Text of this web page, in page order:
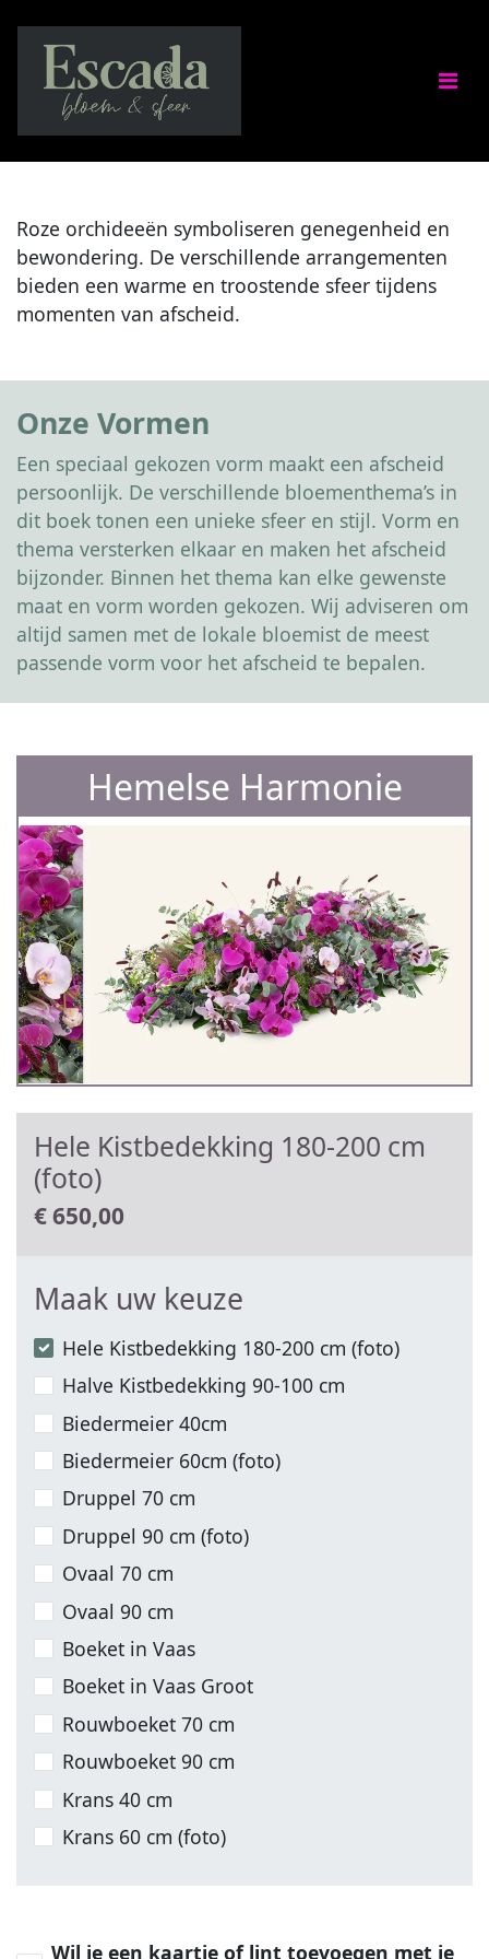
Roze orchideeën symboliseren genegenheid en
bewondering. De verschillende arrangementen
bieden een warme en troostende sfeer tijdens
momenten van afscheid.
Onze Vormen
Een speciaal gekozen vorm maakt een afscheid
persoonlijk. De verschillende bloementhema’s in
dit boek tonen een unieke sfeer en stijl. Vorm en
thema versterken elkaar en maken het afscheid
bijzonder. Binnen het thema kan elke gewenste
maat en vorm worden gekozen. Wij adviseren om
altijd samen met de lokale bloemist de meest
passende vorm voor het afscheid te bepalen.
Hemelse Harmonie
Hele Kistbedekking 180-200 cm
(foto)
€650,00
Maak uw keuze
Hele Kistbedekking 180-200 cm (foto)
Halve Kistbedekking 90-100 cm
Biedermeier 40cm
Biedermeier 60cm (foto)
Druppel 70 cm
Druppel 90 cm (foto)
Ovaal 70 cm
Ovaal 90 cm
Boeket in Vaas
Boeket in Vaas Groot
Rouwboeket 70 cm
Rouwboeket 90 cm
Krans 40 cm
Krans 60 cm (foto)
Wil je een kaartje of lint toevoegen met je